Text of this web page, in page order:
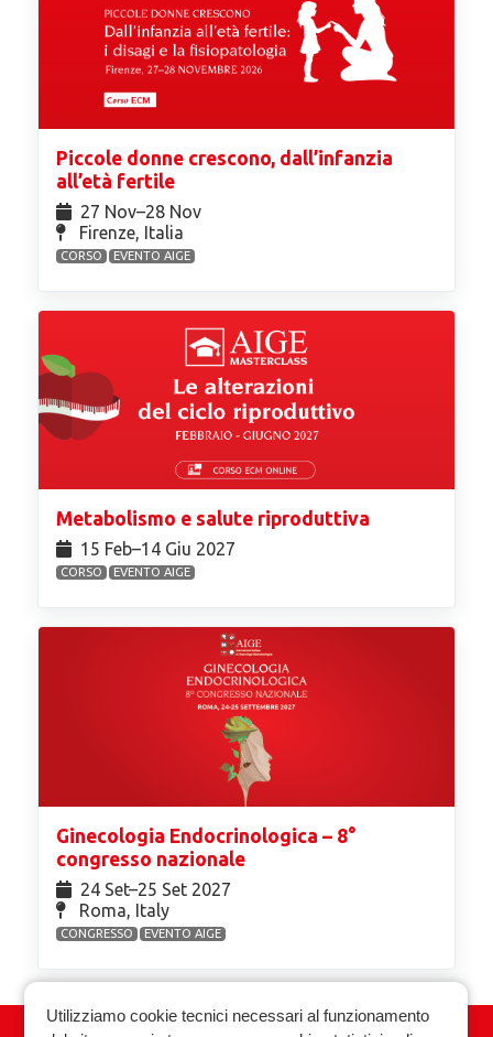
Piccole donne crescono, dall’infanzia
all’età fertile
27 Nov⁠–28 Nov
Firenze, Italia
CORSO EVENTO AIGE
Metabolismo e salute riproduttiva
15 Feb⁠–14 Giu 2027
CORSO EVENTO AIGE
Ginecologia Endocrinologica – 8°
congresso nazionale
24 Set⁠–25 Set 2027
Roma, Italy
CONGRESSO EVENTO AIGE
Utilizziamo cookie tecnici necessari al funzionamento